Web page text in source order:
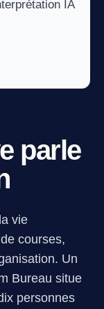
IA
parle
vie
courses,
Un
Bureau situe
personnes